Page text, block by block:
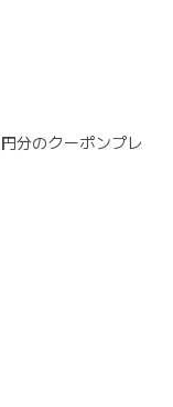
分のクーポンプレ